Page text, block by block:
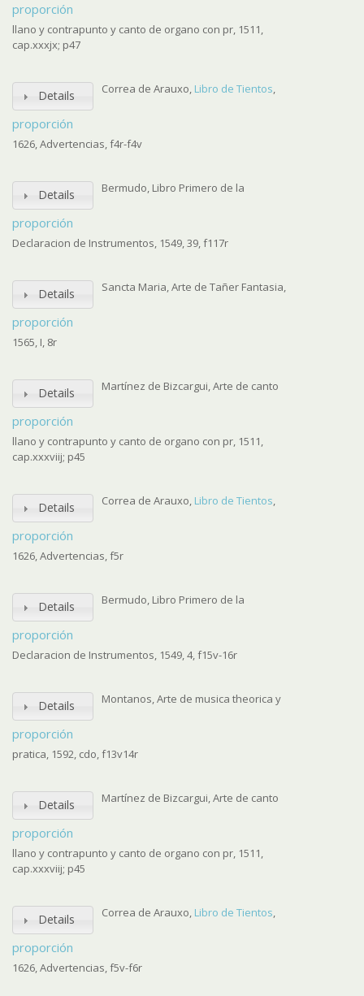
proporción
llano y contrapunto y canto de organo con pr, 1511,
cap.xxxjx; p47
Details
proporción
Correa de Arauxo, Libro de Tientos,
1626, Advertencias, f4r-f4v
Details
proporción
Bermudo, Libro Primero de la
Declaracion de Instrumentos, 1549, 39, f117r
Details
proporción
Sancta Maria, Arte de Tañer Fantasia,
1565, I, 8r
Details
proporción
Martínez de Bizcargui, Arte de canto
llano y contrapunto y canto de organo con pr, 1511,
cap.xxxviij; p45
Details
proporción
Correa de Arauxo, Libro de Tientos,
1626, Advertencias, f5r
Details
proporción
Bermudo, Libro Primero de la
Declaracion de Instrumentos, 1549, 4, f15v-16r
Details
proporción
Montanos, Arte de musica theorica y
pratica, 1592, cdo, f13v14r
Details
proporción
Martínez de Bizcargui, Arte de canto
llano y contrapunto y canto de organo con pr, 1511,
cap.xxxviij; p45
Details
proporción
Correa de Arauxo, Libro de Tientos,
1626, Advertencias, f5v-f6r